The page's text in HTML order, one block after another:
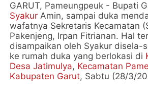
GARUT, Pameungpeuk - Bupati
Syakur Amin, sampai duka
wafatnya Sekretaris Kecamatan
Pakenjeng, Irpan Fitrianan. Hal
disampaikan oleh Syakur disela-
ke rumah duka yang berlokasi di
Desa Jatimulya, Kecamatan
Kabupaten Garut, Sabtu (28/3/